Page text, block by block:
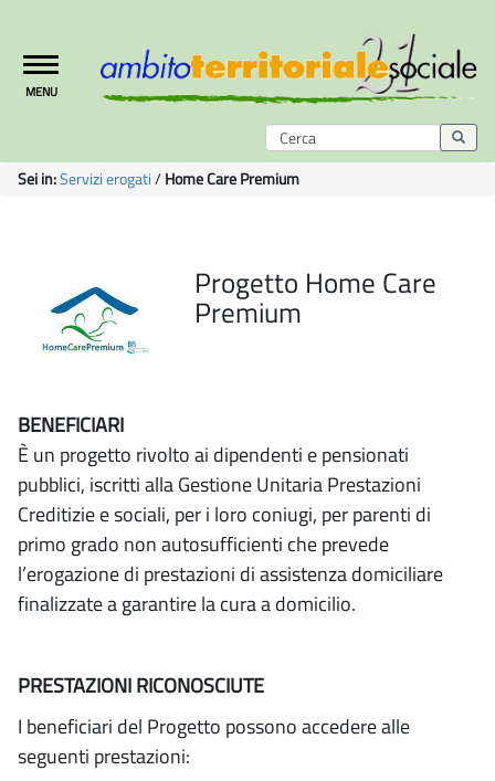
Toggle
navigation
MENU
Sei in:Servizi erogati/Home Care Premium
Progetto Home Care
Premium
BENEFICIARI
È un progetto rivolto ai dipendenti e pensionati
pubblici, iscritti alla Gestione Unitaria Prestazioni
Creditizie e sociali, per i loro coniugi, per parenti di
primo grado non autosufficienti che prevede
l’erogazione di prestazioni di assistenza domiciliare
finalizzate a garantire la cura a domicilio.
PRESTAZIONI RICONOSCIUTE
I beneficiari del Progetto possono accedere alle
seguenti prestazioni: